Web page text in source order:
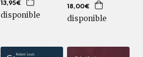
13,95€
disponible
18,00€
disponible